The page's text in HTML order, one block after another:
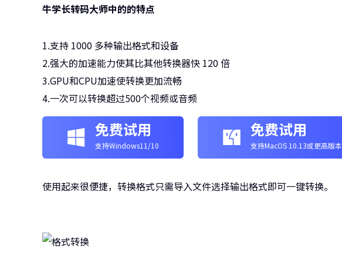
牛学长转码大师中的的特点
1.支持 1000 多种输出格式和设备
2.强大的加速能力使其比其他转换器快 120 倍
3.GPU和CPU加速使转换更加流畅
4.一次可以转换超过500个视频或音频
免费试用
支持Windows11/10
免费试用
支持MacOS 10.13或更高版本
使用起来很便捷，转换格式只需导入文件选择输出格式即可一键转换。